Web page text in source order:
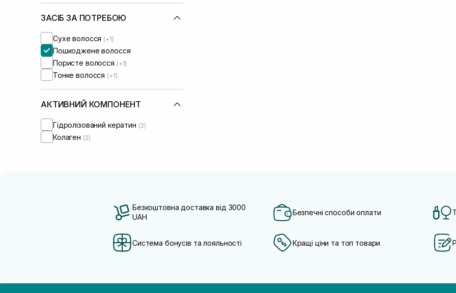
ЗАСІБ ЗА ПОТРЕБОЮ
Сухе волосся (+1)
Пошкоджене волосся
Пористе волосся (+1)
Тонке волосся (+1)
АКТИВНИЙ КОМПОНЕНТ
Гідролізований кератин (2)
Колаген (2)
Безкоштовна доставка від 3000
UAH
Безпечні способи оплати
Система бонусів та лояльності Кращі ціни та топ товари